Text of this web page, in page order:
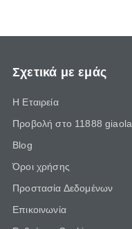
Σχετικά με εμάς
Η Εταιρεία
Προβολή στο 11888 giaola
Blog
Όροι χρήσης
Προστασία Δεδομένων
Επικοινωνία